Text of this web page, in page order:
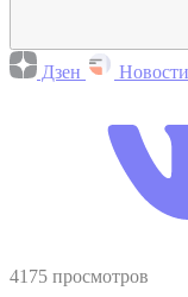
Дзен Новости
4175 просмотров